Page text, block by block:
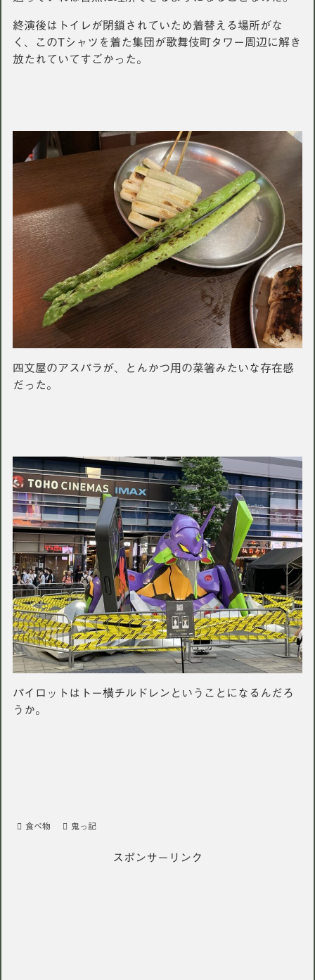
終演後はトイレが閉鎖されていため着替える場所がな
く、このTシャツを着た集団が歌舞伎町タワー周辺に解き
放たれていてすごかった。
四文屋のアスパラが、とんかつ用の菜箸みたいな存在感
だった。
パイロットはトー横チルドレンということになるんだろ
うか。
食べ物 鬼っ記
スポンサーリンク